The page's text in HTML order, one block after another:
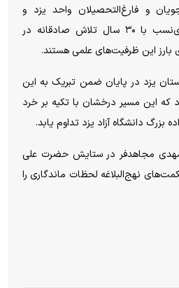
و فارغ‌التحصیلان واحد یزد و
مهندس محمدمهدی جعفری‌نسب با ۳۰ سال تلاش صادقانه در
بارز این ظرفیت‌های علمی هستند.
یزد در پایان ضمن تبریک به این
که این مسیر درخشان با تکیه بر خرد
دانشگاه آزاد یزد تداوم یابد.
مهدی مجاهدفر در ستایش حضرت علی
نهج‌البلاغه لحظات ماندگاری را